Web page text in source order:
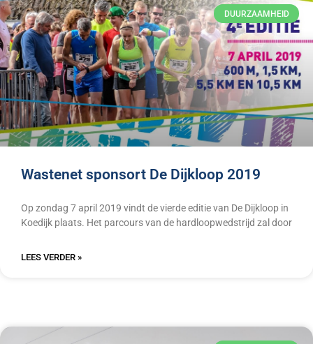
DUURZAAMHEID
Wastenet sponsort De Dijkloop 2019
Op zondag 7 april 2019 vindt de vierde editie van De Dijkloop in
Koedijk plaats. Het parcours van de hardloopwedstrijd zal door
LEES VERDER »